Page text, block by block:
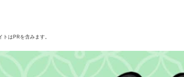
トはPRを含みます。